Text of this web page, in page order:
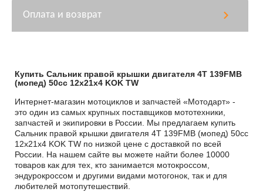
Оплата и возврат
Купить Сальник правой крышки двигателя 4T 139FMB
(мопед) 50сс 12x21x4 KOK TW
Интернет-магазин мотоциклов и запчастей «Мотодарт» -
это один из самых крупных поставщиков мототехники,
запчастей и экипировки в России. Мы предлагаем купить
Сальник правой крышки двигателя 4T 139FMB (мопед) 50сс
12x21x4 KOK TW по низкой цене с доставкой по всей
России. На нашем сайте вы можете найти более 10000
товаров как для тех, кто занимается мотокроссом,
эндурокроссом и другими видами мотогонок, так и для
любителей мотопутешествий.